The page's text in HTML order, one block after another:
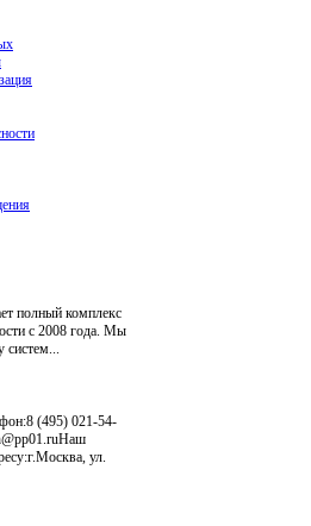
полный комплекс
с 2008 года. Мы
(495) 021-54-
ул.